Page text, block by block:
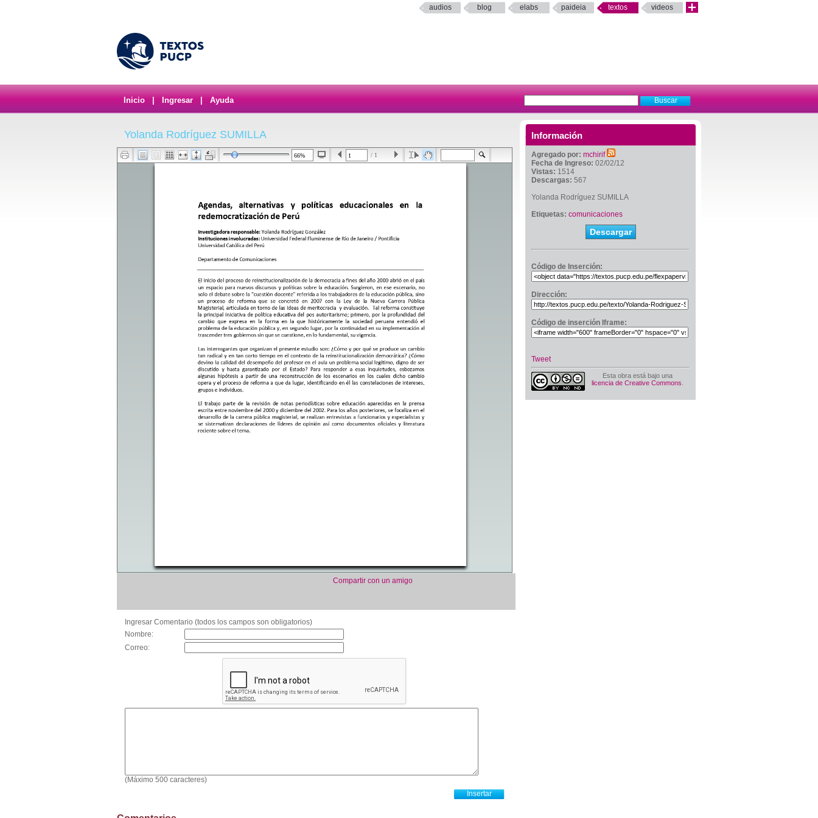
audios blog elabs paideia textos videos
Inicio Ingresar Ayuda
Información
Agregado por: mchirif
Fecha de Ingreso: 02/02/12
Vistas: 1514
Descargas: 567
Yolanda Rodríguez SUMILLA
Etiquetas: comunicaciones
Descargar
Código de Inserción:
Dirección:
Código de inserción Iframe:
Tweet
Esta obra está bajo una
licencia de Creative Commons
Yolanda Rodríguez SUMILLA
/ 1
Compartir con un amigo
Ingresar Comentario (todos los campos son obligatorios)
Nombre:
Correo:
(Máximo 500 caracteres)